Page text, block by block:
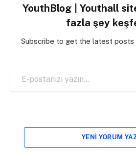
YouthBlog | Youthall
fazla şey
Subscribe to get the latest posts
E-postanızı yazın…
YENI YORUM